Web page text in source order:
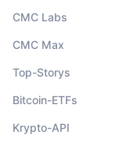
CMC Labs
CMC Max
Top-Storys
Bitcoin-ETFs
Krypto-API